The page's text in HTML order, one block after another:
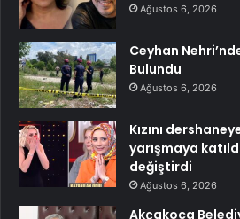
Ağustos 6, 2026
Ceyhan
Bulundu
Ağustos 6, 2026
Kızını
yarışmaya
değiştirdi
Ağustos 6, 2026
Akçakoca